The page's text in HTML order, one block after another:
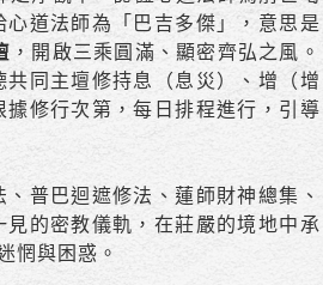
道法師為「巴吉多傑」，意思是
，開啟三乘圓滿、顯密齊弘之風。
同主壇修持息（息災）、增（增
修行次第，每日排程進行，引導
普巴迴遮修法、蓮師財神總集、
的密教儀軌，在莊嚴的境地中承
惘與困惑。